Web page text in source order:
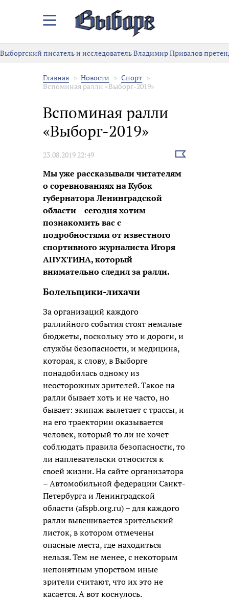
Закрыть/
меню
Выборгский писатель и исследователь Владимир Привалов
Главная Новости
Спорт
Вспоминая ралли «Выборг-2019»
Вспоминая ралли
«Выборг-2019»
23.08.2019 22:49
Выбрать
Мы уже рассказывали читателям
о соревнованиях на Кубок
губернатора Ленинградской
области – сегодня хотим
познакомить вас с
подробностями от известного
спортивного журналиста Игоря
АПУХТИНА, который
внимательно следил за ралли.
Болельщики-лихачи
За организаций каждого
раллийного события стоят немалые
бюджеты, поскольку это и дороги, и
службы безопасности, и медицина,
которая, к слову, в Выборге
понадобилась одному из
неосторожных зрителей. Такое на
ралли бывает хоть и не часто, но
бывает: экипаж вылетает с трассы, и
на его траектории оказывается
человек, который то ли не хочет
соблюдать правила безопасности, то
ли наплевательски относится к
своей жизни. На сайте организатора
– Автомобильной федерации Санкт-
Петербурга и Ленинградской
области (afspb.org.ru) – для каждого
ралли вывешивается зрительский
листок, в котором отмечены
опасные места, где находиться
нельзя. Тем не менее, с некоторым
непонятным упорством иные
зрители считают, что их это не
касается. А вот коснулось.